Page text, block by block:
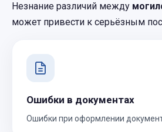
Незнание различий между
может привести к серьёзным
Ошибки в документах
Ошибки при оформлении